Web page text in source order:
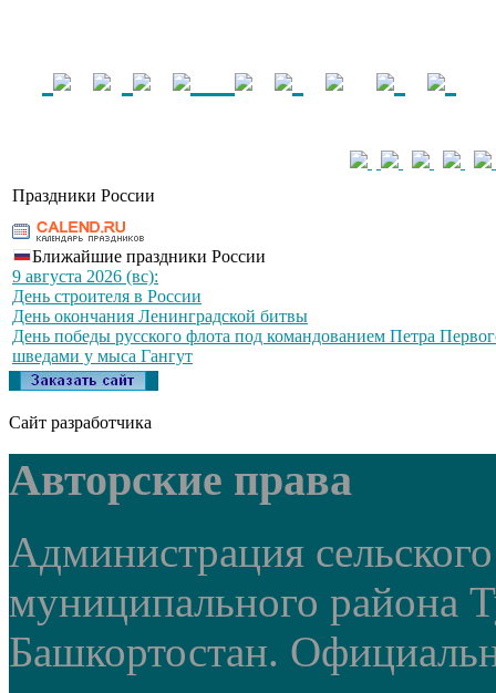
Праздники России
Ближайшие праздники России
9 августа 2026 (вс):
День строителя в России
День окончания Ленинградской битвы
День победы русского флота под командованием Петра
шведами у мыса Гангут
Сайт разработчика
Авторские права
Администрация
муниципального района
Башкортостан.